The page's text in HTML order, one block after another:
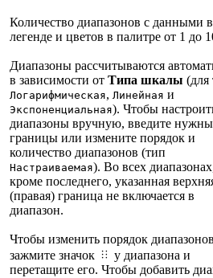
Количество диапазонов с данными в
легенде и цветов в палитре от 1 до
Диапазоны рассчитываются
в зависимости от Типа шкалы (для
Логарифмическая, Линейная и
Экспоненциальная). Чтобы
диапазоны вручную, введите
границы или измените порядок и
количество диапазонов (тип
Настраиваемая). Во всех
кроме последнего, указанная
(правая) граница не включается в
диапазон.
Чтобы изменить порядок
зажмите значок
у диапазона и
перетащите его. Чтобы добавить